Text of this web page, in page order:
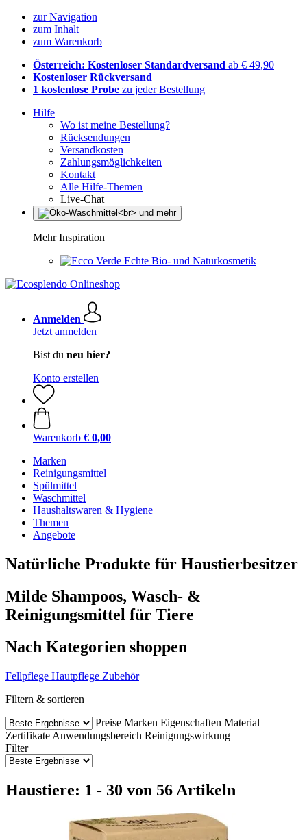
zur Navigation
zum Inhalt
zum Warenkorb
Österreich: Kostenloser Standardversand ab € 49,90
Kostenloser Rückversand
1 kostenlose Probe zu jeder Bestellung
Hilfe
Wo ist meine Bestellung?
Rücksendungen
Versandkosten
Zahlungsmöglichkeiten
Kontakt
Alle Hilfe-Themen
Live-Chat
Mehr Inspiration
Echte Bio- und Naturkosmetik
Anmelden
Jetzt anmelden
Bist du neu hier?
Konto erstellen
Warenkorb € 0,00
Marken
Reinigungsmittel
Spülmittel
Waschmittel
Haushaltswaren & Hygiene
Themen
Angebote
Natürliche Produkte für Haustierbesitzer
Milde Shampoos, Wasch- &
Reinigungsmittel für Tiere
Nach Kategorien shoppen
Fellpflege Hautpflege Zubehör
Filtern & sortieren
Preise Marken Eigenschaften Material
Zertifikate Anwendungsbereich Reinigungswirkung
Filter
Haustiere: 1 - 30 von 56 Artikeln